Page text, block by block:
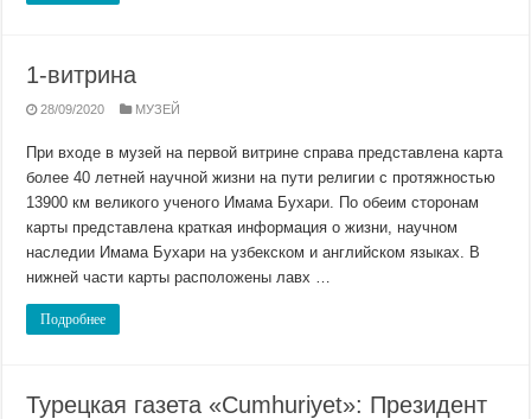
1-витрина
28/09/2020 МУЗЕЙ
При входе в музей на первой витрине справа представлена карта
более 40 летней научной жизни на пути религии с протяжностью
13900 км великого ученого Имама Бухари. По обеим сторонам
карты представлена краткая информация о жизни, научном
наследии Имама Бухари на узбекском и английском языках. В
нижней части карты расположены лавх …
Подробнее
Турецкая газета «Cumhuriyet»: Президент